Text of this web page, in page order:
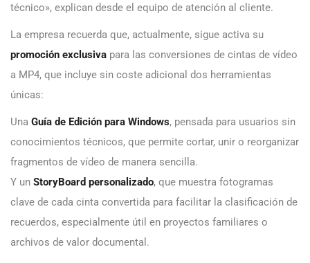
técnico», explican desde el equipo de atención al cliente.
La empresa recuerda que, actualmente, sigue activa su
promoción exclusiva para las conversiones de cintas de vídeo
a MP4, que incluye sin coste adicional dos herramientas
únicas:
Una Guía de Edición para Windows, pensada para usuarios sin
conocimientos técnicos, que permite cortar, unir o reorganizar
fragmentos de vídeo de manera sencilla.
Y un StoryBoard personalizado, que muestra fotogramas
clave de cada cinta convertida para facilitar la clasificación de
recuerdos, especialmente útil en proyectos familiares o
archivos de valor documental.